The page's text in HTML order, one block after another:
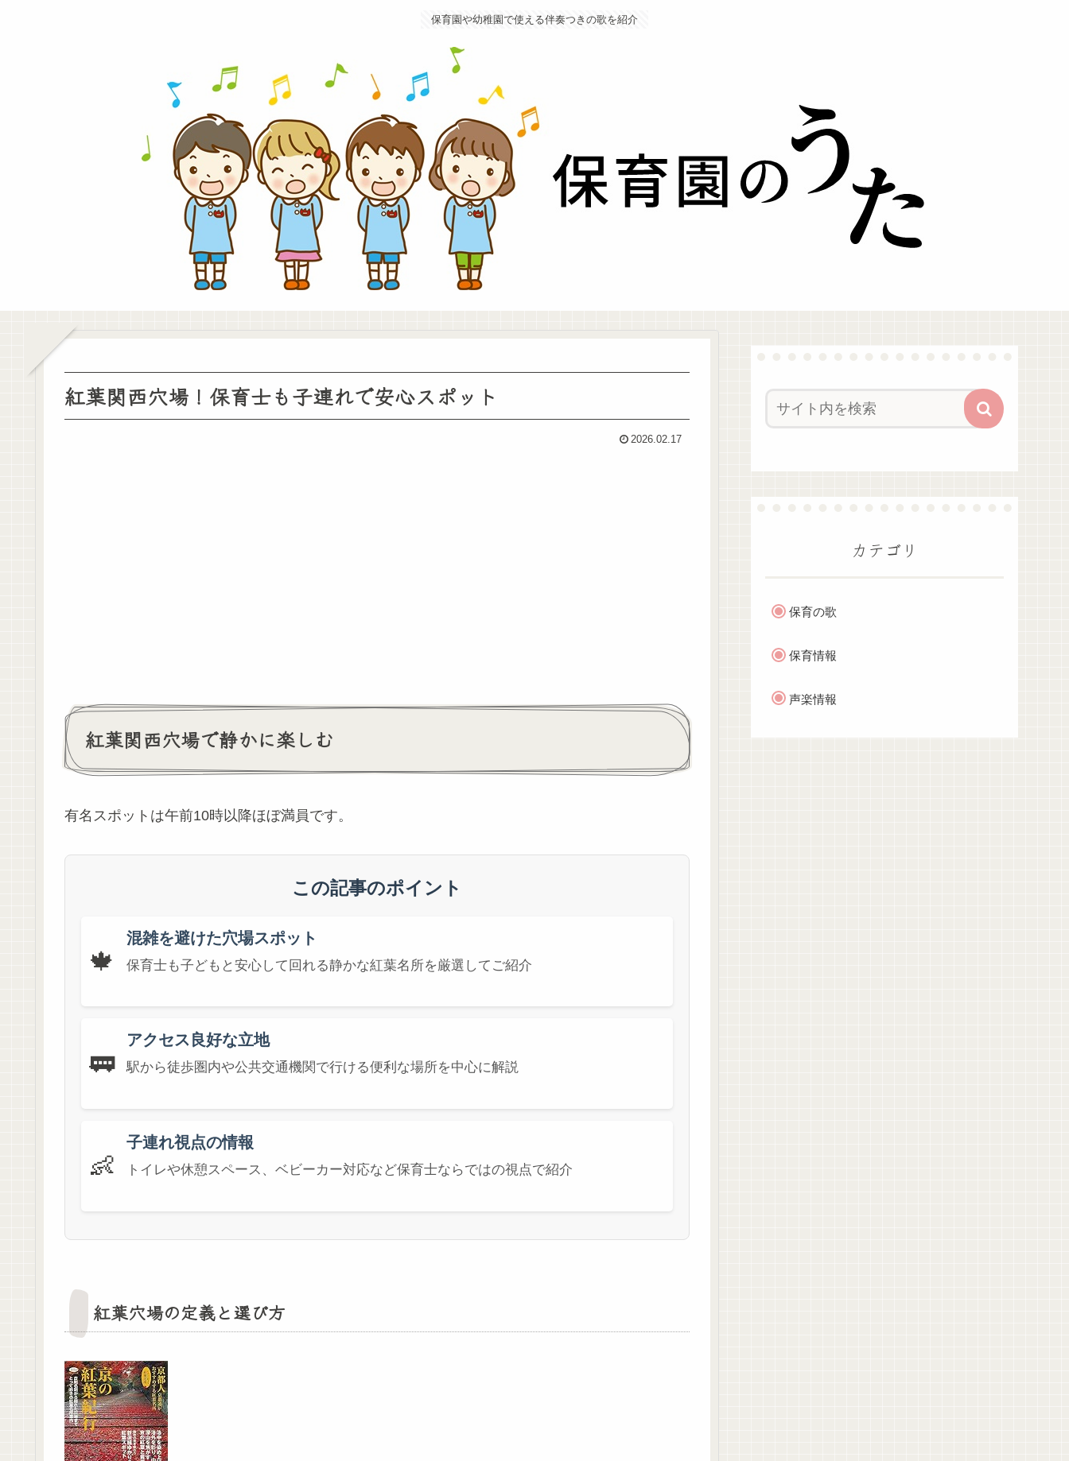
保育園や幼稚園で使える伴奏つきの歌を紹介
紅葉関西穴場！保育士も子連れで安心スポット
2026.02.17
紅葉関西穴場で静かに楽しむ
有名スポットは午前10時以降ほぼ満員です。
この記事のポイント
🍁
混雑を避けた穴場スポット
保育士も子どもと安心して回れる静かな紅葉名所を厳選してご紹介
🚃
アクセス良好な立地
駅から徒歩圏内や公共交通機関で行ける便利な場所を中心に解説
👶
子連れ視点の情報
トイレや休憩スペース、ベビーカー対応など保育士ならではの視点で紹介
紅葉穴場の定義と選び方
カテゴリ
保育の歌
保育情報
声楽情報